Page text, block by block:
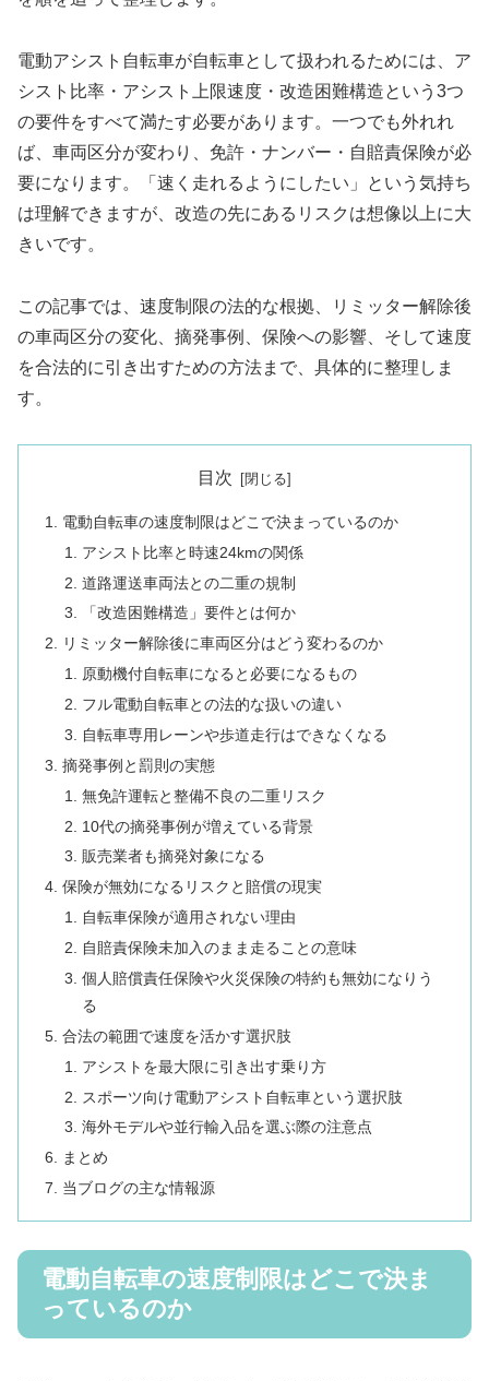
電動アシスト自転車が自転車として扱われるためには、ア
シスト比率・アシスト上限速度・改造困難構造という3つ
の要件をすべて満たす必要があります。一つでも外れれ
ば、車両区分が変わり、免許・ナンバー・自賠責保険が必
要になります。「速く走れるようにしたい」という気持ち
は理解できますが、改造の先にあるリスクは想像以上に大
きいです。
この記事では、速度制限の法的な根拠、リミッター解除後
の車両区分の変化、摘発事例、保険への影響、そして速度
を合法的に引き出すための方法まで、具体的に整理しま
す。
目次
電動自転車の速度制限はどこで決まっているのか
アシスト比率と時速24kmの関係
道路運送車両法との二重の規制
「改造困難構造」要件とは何か
リミッター解除後に車両区分はどう変わるのか
原動機付自転車になると必要になるもの
フル電動自転車との法的な扱いの違い
自転車専用レーンや歩道走行はできなくなる
摘発事例と罰則の実態
無免許運転と整備不良の二重リスク
10代の摘発事例が増えている背景
販売業者も摘発対象になる
保険が無効になるリスクと賠償の現実
自転車保険が適用されない理由
自賠責保険未加入のまま走ることの意味
個人賠償責任保険や火災保険の特約も無効になりう
る
合法の範囲で速度を活かす選択肢
アシストを最大限に引き出す乗り方
スポーツ向け電動アシスト自転車という選択肢
海外モデルや並行輸入品を選ぶ際の注意点
まとめ
当ブログの主な情報源
電動自転車の速度制限はどこで決ま
っているのか